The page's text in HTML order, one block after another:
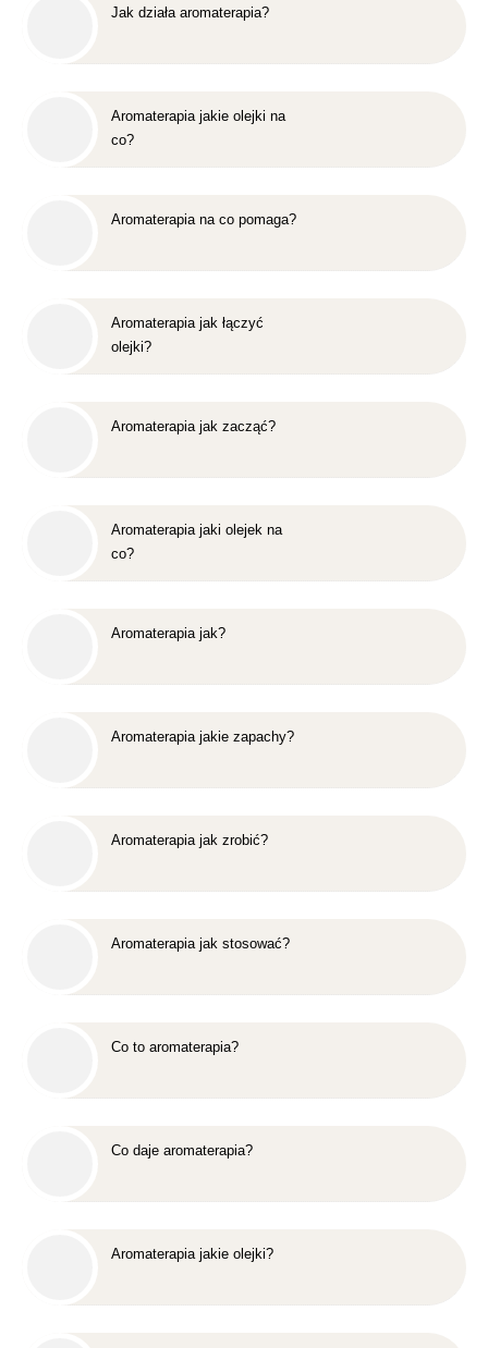
Jak działa aromaterapia?
Aromaterapia jakie olejki na
co?
Aromaterapia na co pomaga?
Aromaterapia jak łączyć
olejki?
Aromaterapia jak zacząć?
Aromaterapia jaki olejek na
co?
Aromaterapia jak?
Aromaterapia jakie zapachy?
Aromaterapia jak zrobić?
Aromaterapia jak stosować?
Co to aromaterapia?
Co daje aromaterapia?
Aromaterapia jakie olejki?